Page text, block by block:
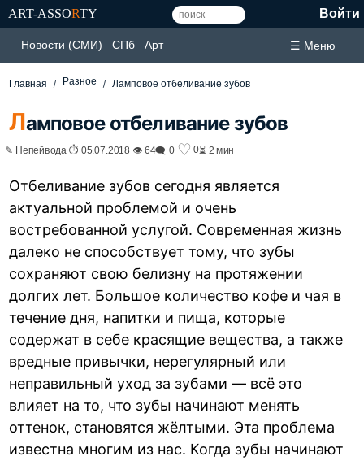
ART-ASSORTY Войти
Новости (СМИ) СПб Арт ☰ Меню
Главная Разное Ламповое отбеливание зубов
Ламповое отбеливание зубов
✎ Непейвода ⏱ 05.07.2018 👁 64🗨 0 ♡ 0⏳ 2 мин
Отбеливание зубов сегодня является
актуальной проблемой и очень
востребованной услугой. Современная жизнь
далеко не способствует тому, что зубы
сохраняют свою белизну на протяжении
долгих лет. Большое количество кофе и чая в
течение дня, напитки и пища, которые
содержат в себе красящие вещества, а также
вредные привычки, нерегулярный или
неправильный уход за зубами — всё это
влияет на то, что зубы начинают менять
оттенок, становятся жёлтыми. Эта проблема
известна многим из нас. Когда зубы начинают